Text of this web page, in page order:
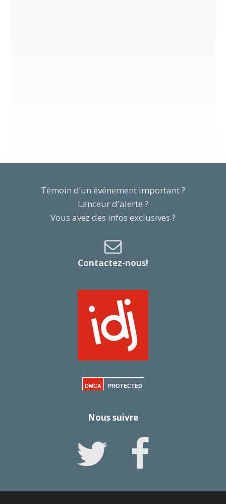
Témoin d’un événement important ?
Lanceur d'alerte ?
Vous avez des infos exclusives ?
Contactez-nous!
DMCA PROTECTED
Nous suivre